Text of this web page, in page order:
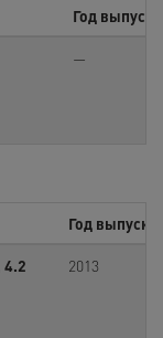
Год выпуска
—
Год выпуска
4.2
2013